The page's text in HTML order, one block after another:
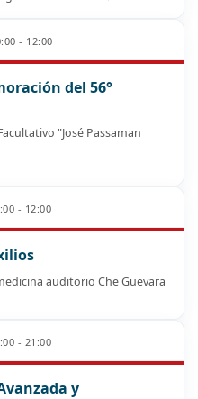
- 12:00
del 56°
"José Passaman
- 12:00
auditorio Che Guevara
- 21:00
y